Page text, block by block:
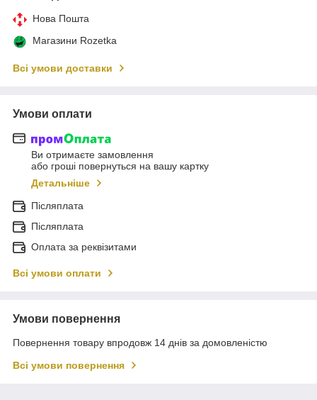
Нова Пошта
Магазини Rozetka
Всі умови доставки
Умови оплати
Ви отримаєте замовлення
або гроші повернуться на вашу картку
Детальніше
Післяплата
Післяплата
Оплата за реквізитами
Всі умови оплати
Умови повернення
Повернення товару впродовж 14 днів за домовленістю
Всі умови повернення